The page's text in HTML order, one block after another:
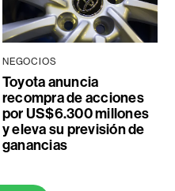
NEGOCIOS
Toyota anuncia
recompra de acciones
por US$6.300 millones
y eleva su previsión de
ganancias